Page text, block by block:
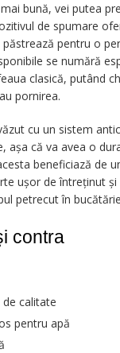
bună, vei putea
de spumare
pentru o
se numără
clasică, putând
pornirea.
cu un sistem
așa că va avea o
beneficiază de
ușor de întreținut
petrecut în
contra
calitate
pentru apă